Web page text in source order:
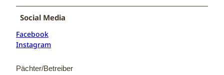
Social Media
Facebook
Instagram
Pächter/Betreiber